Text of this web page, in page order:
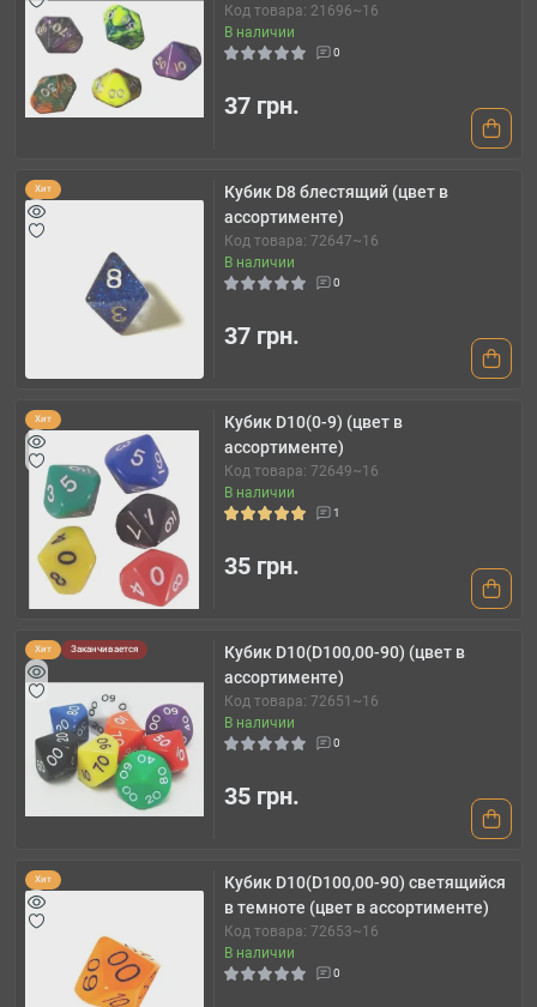
Код товара: 21696~16
В наличии
0
37 грн.
Хит
Кубик D8 блестящий (цвет в
ассортименте)
Код товара: 72647~16
В наличии
0
37 грн.
Хит
Кубик D10(0-9) (цвет в
ассортименте)
Код товара: 72649~16
В наличии
1
35 грн.
Хит Заканчивается
Кубик D10(D100,00-90) (цвет в
ассортименте)
Код товара: 72651~16
В наличии
0
35 грн.
Хит
Кубик D10(D100,00-90) светящийся
в темноте (цвет в ассортименте)
Код товара: 72653~16
В наличии
0